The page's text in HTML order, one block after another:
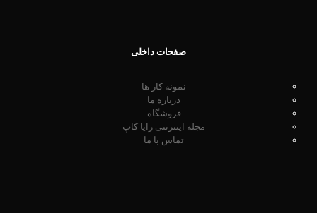
صفحات داخلی
نمونه کار ها
درباره ما
فروشگاه
مجله اینترنتی رایا کاپ
تماس با ما